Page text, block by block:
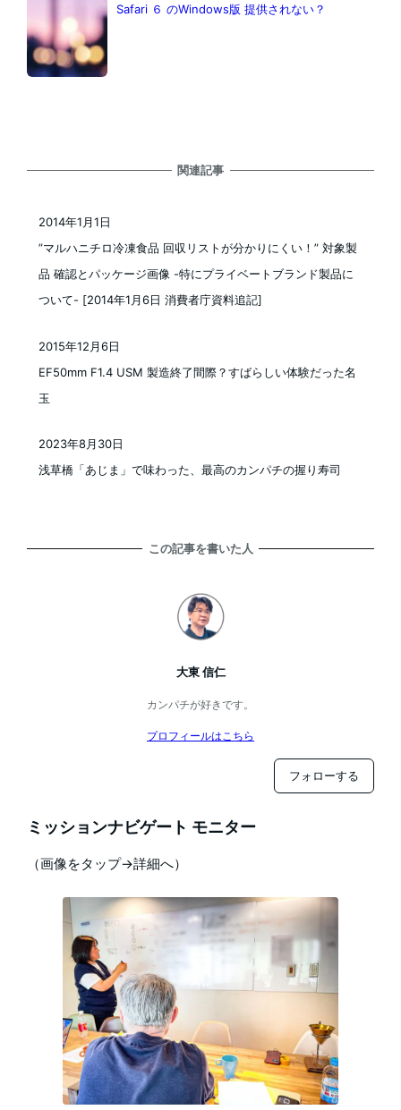
Safari ６ のWindows版 提供されない？
関連記事
”マルハニチロ冷凍食品 回収リストが分かりにくい！” 対象製
品 確認とパッケージ画像 -特にプライベートブランド製品に
ついて- [2014年1月6日 消費者庁資料追記]
2014年1月1日
EF50mm F1.4 USM 製造終了間際？すばらしい体験だった名
玉
投稿日
2015年12月6日
浅草橋「あじま」で味わった、最高のカンパチの握り寿司
2023年8月30日
この記事を書いた人
大東 信仁
カンパチが好きです。
プロフィールはこちら
フォローする
ミッションナビゲート モニター
（画像をタップ→詳細へ）